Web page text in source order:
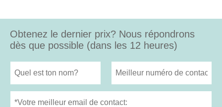
Obtenez le dernier prix? Nous répondrons
dès que possible (dans les 12 heures)